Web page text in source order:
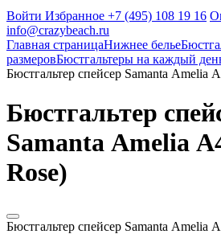
Войти Избранное +7 (495) 108 19 16
info@crazybeach.ru
Главная страницаНижнее белье
размеровБюстгальтеры на каждый
Бюстгальтер спейсер Samanta Amelia
Бюстгальтер
Samanta Amelia
Rose)
Бюстгальтер спейсер Samanta Amelia